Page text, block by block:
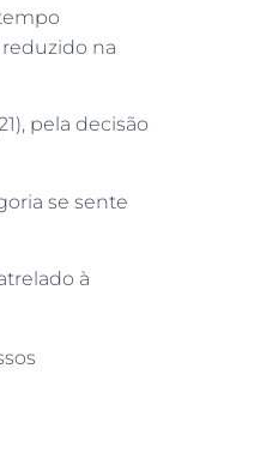
na
pela decisão
se sente
à